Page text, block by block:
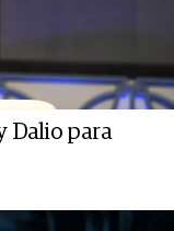
Dalio para